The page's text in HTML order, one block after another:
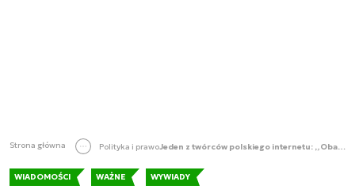
Strona główna Polityka i prawo Jeden z twórców polskiego internetu: „Obawiam się masowej kontroli i inwigilacji” [WYWIAD]
WIADOMOŚCI WAŻNE WYWIADY